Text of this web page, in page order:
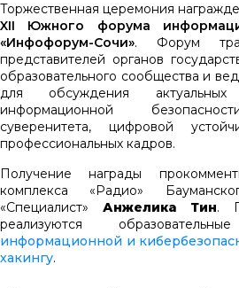
Торжественная церемония
XII Южного форума
«Инфофорум-Сочи». Форум
представителей органов
образовательного сообщества и
для обсуждения актуальных
информационной
суверенитета, цифровой
профессиональных кадров.
Получение награды
комплекса «Радио»
«Специалист» Анжелика Тин.
реализуются
информационной и
хакингу.